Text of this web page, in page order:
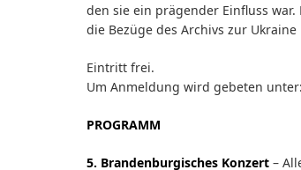
den sie ein prägender Einfluss
die Bezüge des Archivs zur
Eintritt frei.
Um Anmeldung wird gebeten unter:
PROGRAMM
5. Brandenburgisches Konzert–